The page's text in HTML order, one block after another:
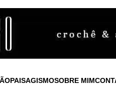
PAISAGISMOSOBRE MIM